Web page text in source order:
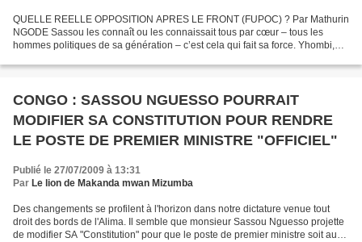
QUELLE REELLE OPPOSITION APRES LE FRONT (FUPOC) ? Par Mathurin
NGODE Sassou les connaît ou les connaissait tous par cœur – tous les
hommes politiques de sa génération – c’est cela qui fait sa force. Yhombi,
CONGO : SASSOU NGUESSO POURRAIT
MODIFIER SA CONSTITUTION POUR RENDRE
LE POSTE DE PREMIER MINISTRE "OFFICIEL"
Publié le 27/07/2009 à 13:31
Par Le lion de Makanda mwan Mizumba
Des changements se profilent à l'horizon dans notre dictature venue tout
droit des bords de l'Alima. Il semble que monsieur Sassou Nguesso projette
de modifier SA "Constitution" pour que le poste de premier ministre soit au